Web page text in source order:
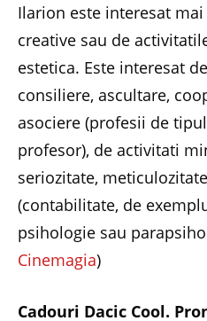
Ilarion este interesat
creative sau de
estetica. Este interesat
consiliere, ascultare,
asociere (profesii de
profesor), de activitati
seriozitate,
(contabilitate, de
psihologie sau
Cinemagia)
Cadouri Dacic Cool.